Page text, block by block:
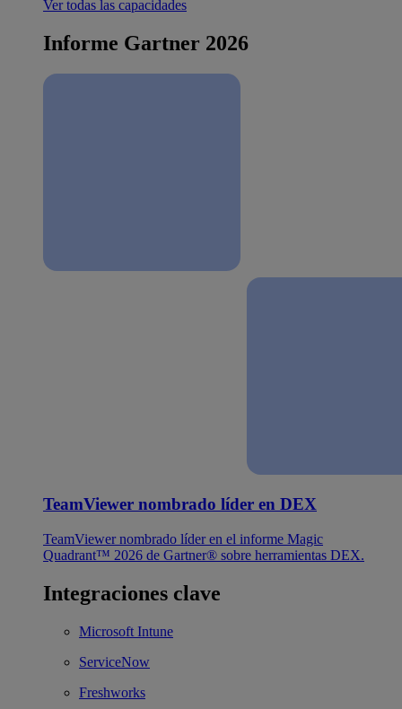
Ver todas las capacidades
Informe Gartner 2026
TeamViewer nombrado líder en DEX
TeamViewer nombrado líder en el informe Magic
Quadrant™ 2026 de Gartner® sobre herramientas DEX.
Integraciones clave
Microsoft Intune
ServiceNow
Freshworks